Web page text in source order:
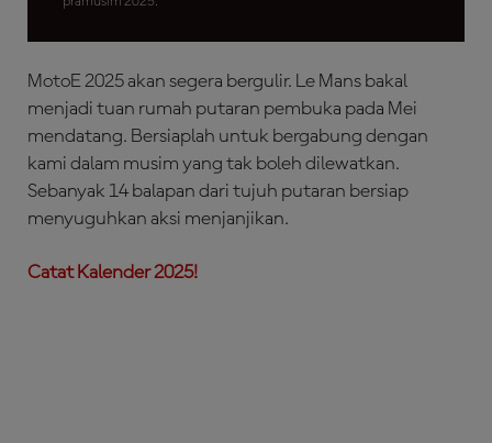
MotoE 2025 akan segera bergulir. Le Mans bakal
menjadi tuan rumah putaran pembuka pada Mei
mendatang. Bersiaplah untuk bergabung dengan
kami dalam musim yang tak boleh dilewatkan.
Sebanyak 14 balapan dari tujuh putaran bersiap
menyuguhkan aksi menjanjikan.
Catat Kalender 2025!